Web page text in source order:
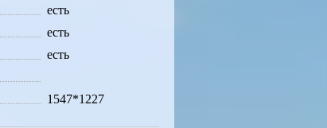
есть
есть
есть
1547*1227